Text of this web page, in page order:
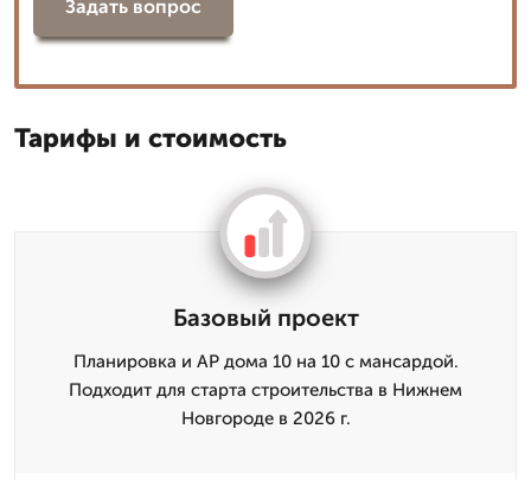
Задать вопрос
Тарифы и стоимость
Базовый проект
Планировка и АР дома 10 на 10 с мансардой.
Подходит для старта строительства в Нижнем
Новгороде в 2026 г.